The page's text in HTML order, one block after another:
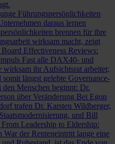
Führungspersönlichkeiten
daraus lernen
brennen für ihre
wirksam macht, zeigt
Board Effectiveness Reviews:
Fast alle DAX40- und
ihr Aufsichtsrat arbeitet;
längst gelebte Governance-
Menschen beginnt: Dr.
über Veränderung Bei Egon
trafen Dr. Karsten Wildberger,
und Bill
From Leadership to Eldership:
War der Renteneintritt lange eine